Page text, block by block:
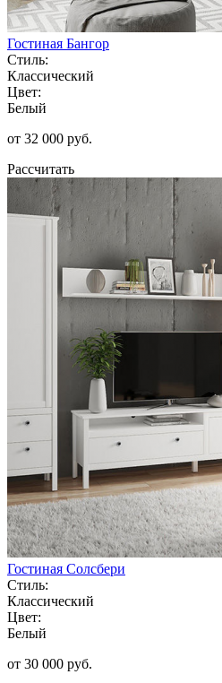
Гостиная Бангор
Стиль:
Классический
Цвет:
Белый
от 32 000 руб.
Рассчитать
Гостиная Солсбери
Стиль:
Классический
Цвет:
Белый
от 30 000 руб.